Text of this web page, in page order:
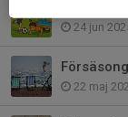
24 jun
22 maj